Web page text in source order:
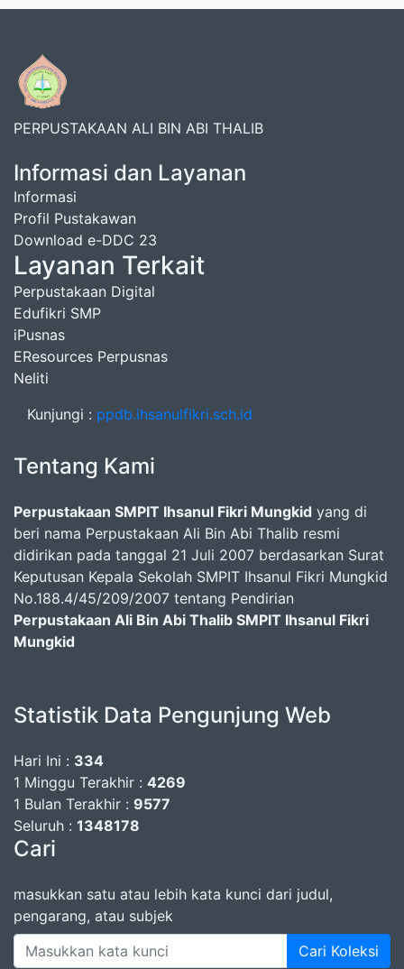
PERPUSTAKAAN ALI BIN ABI THALIB
Informasi dan Layanan
Informasi
Profil Pustakawan
Download e-DDC 23
Layanan Terkait
Perpustakaan Digital
Edufikri SMP
iPusnas
EResources Perpusnas
Neliti
Kunjungi : ppdb.ihsanulfikri.sch.id
Tentang Kami
Perpustakaan SMPIT Ihsanul Fikri Mungkid yang di
beri nama Perpustakaan Ali Bin Abi Thalib resmi
didirikan pada tanggal 21 Juli 2007 berdasarkan Surat
Keputusan Kepala Sekolah SMPIT Ihsanul Fikri Mungkid
No.188.4/45/209/2007 tentang Pendirian
Perpustakaan Ali Bin Abi Thalib SMPIT Ihsanul Fikri
Mungkid
Statistik Data Pengunjung Web
Hari Ini : 334
1 Minggu Terakhir : 4269
1 Bulan Terakhir : 9577
Seluruh : 1348178
Cari
masukkan satu atau lebih kata kunci dari judul,
pengarang, atau subjek
Cari Koleksi